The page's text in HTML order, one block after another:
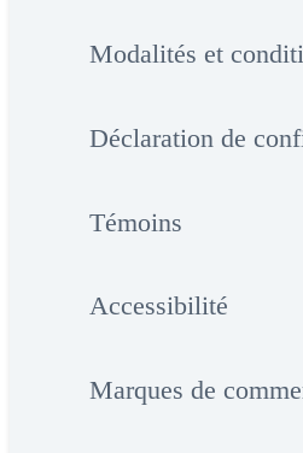
Modalités et
Déclaration de
Témoins
Accessibilité
Marques de